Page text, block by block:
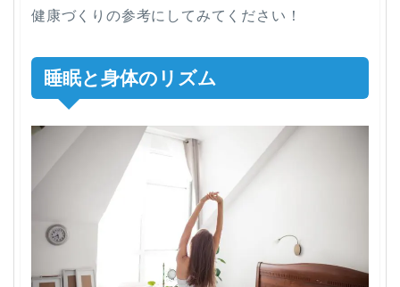
健康づくりの参考にしてみてください！
睡眠と身体のリズム